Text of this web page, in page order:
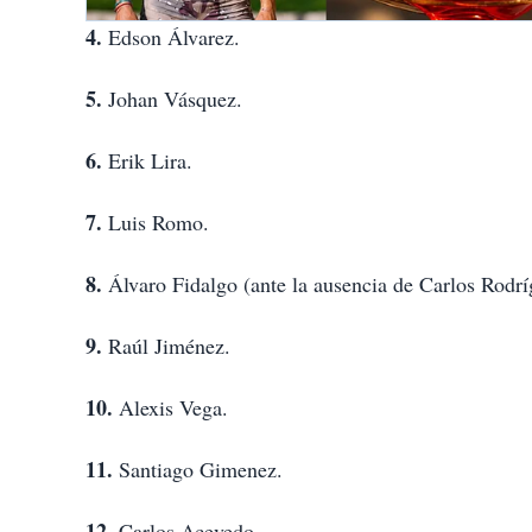
4. Edson Álvarez.
5. Johan Vásquez.
6. Erik Lira.
7. Luis Romo.
8. Álvaro Fidalgo (ante la ausencia de Carlos
9. Raúl Jiménez.
10. Alexis Vega.
11. Santiago Gimenez.